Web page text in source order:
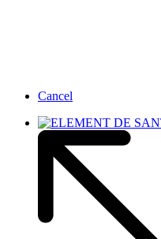
Cancel